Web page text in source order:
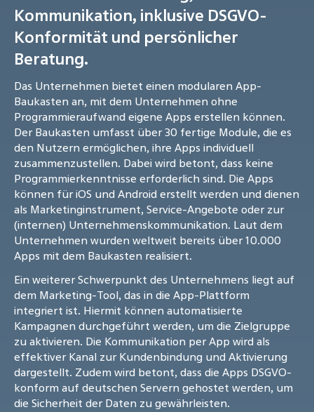
Kommunikation, inklusive DSGVO-
Konformität und persönlicher
Beratung.
Das Unternehmen bietet einen modularen App-
Baukasten an, mit dem Unternehmen ohne
Programmieraufwand eigene Apps erstellen können.
Der Baukasten umfasst über 30 fertige Module, die es
den Nutzern ermöglichen, ihre Apps individuell
zusammenzustellen. Dabei wird betont, dass keine
Programmierkenntnisse erforderlich sind. Die Apps
können für iOS und Android erstellt werden und dienen
als Marketinginstrument, Service-Angebote oder zur
(internen) Unternehmenskommunikation. Laut dem
Unternehmen wurden weltweit bereits über 10.000
Apps mit dem Baukasten realisiert.
Ein weiterer Schwerpunkt des Unternehmens liegt auf
dem Marketing-Tool, das in die App-Plattform
integriert ist. Hiermit können automatisierte
Kampagnen durchgeführt werden, um die Zielgruppe
zu aktivieren. Die Kommunikation per App wird als
effektiver Kanal zur Kundenbindung und Aktivierung
dargestellt. Zudem wird betont, dass die Apps DSGVO-
konform auf deutschen Servern gehostet werden, um
die Sicherheit der Daten zu gewährleisten.